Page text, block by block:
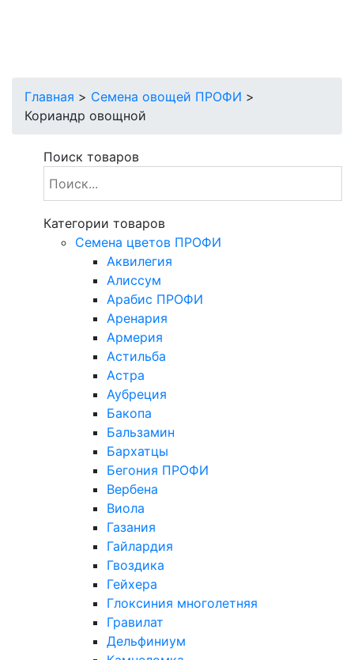
Главная > Семена овощей ПРОФИ >
Кориандр овощной
Поиск товаров
Категории товаров
Cемена цветов ПРОФИ
Аквилегия
Алиссум
Арабис ПРОФИ
Аренария
Армерия
Астильба
Астра
Аубреция
Бакопа
Бальзамин
Бархатцы
Бегония ПРОФИ
Вербена
Виола
Газания
Гайлардия
Гвоздика
Гейхера
Глоксиния многолетняя
Гравилат
Дельфиниум